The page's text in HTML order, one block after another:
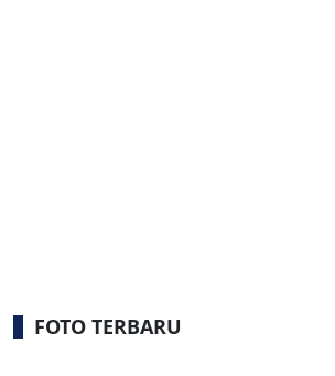
FOTO TERBARU